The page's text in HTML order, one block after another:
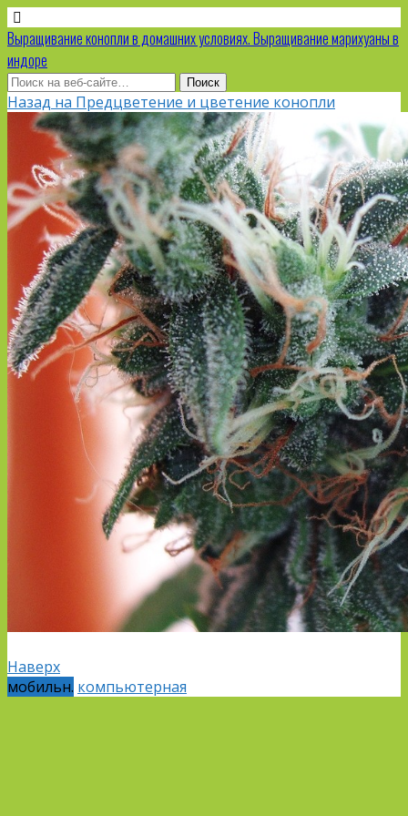
Выращивание конопли в домашних условиях. Выращивание марихуаны в
индоре
Назад на Предцветение и цветение конопли
Наверх
мобильн. компьютерная